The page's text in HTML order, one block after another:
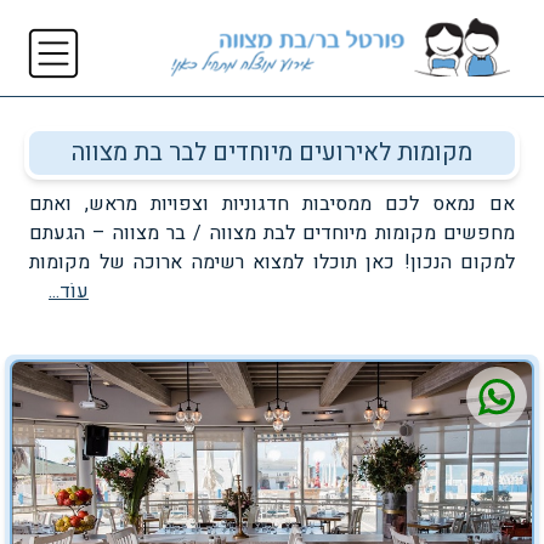
מקומות לאירועים מיוחדים לבר בת מצווה
אם נמאס לכם ממסיבות חדגוניות וצפויות מראש, ואתם
מחפשים מקומות מיוחדים לבת מצווה / בר מצווה – הגעתם
למקום הנכון! כאן תוכלו למצוא רשימה ארוכה של מקומות
מיוחדים לאירועים בכל רחבי הארץ, כולל מקומות לאירועים
ולא פחות חשוב של הילדים שלכם. בשביל הפקת בת מצווה
במקום מיוחד, בטבע או כל אירוע מיוחד אחר פשוט – חפשו
ותחגגו! אולי בת מצווה בטבע? מסיבות ואירועי בר מצווה הפכו
בשנים האחרונות לסוג של תחרות בין בני נוער. מאוד פשוט
לבחור לערוך את האירוע באולם או גן יוקרתיים, אך לאלו
מחפשים משהו קצת שונה או אפילו עם ערך מוסף, כדאי להם
לשקול לערוך בר מצווה או בת מצווה מיוחדת בטבע. דוגמה
עוֹד...